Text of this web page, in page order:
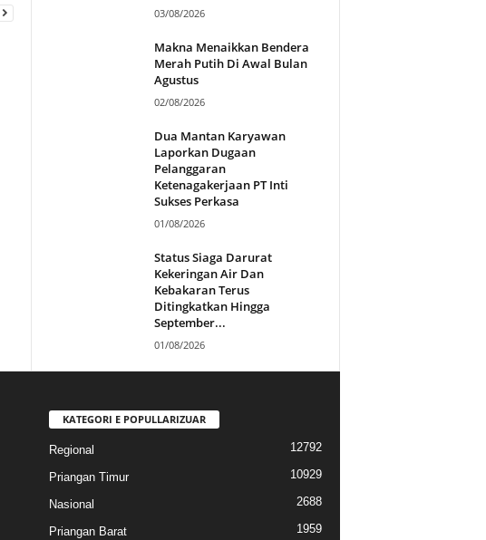
03/08/2026
Makna Menaikkan Bendera
Merah Putih Di Awal Bulan
Agustus
02/08/2026
Dua Mantan Karyawan
Laporkan Dugaan
Pelanggaran
Ketenagakerjaan PT Inti
Sukses Perkasa
01/08/2026
Status Siaga Darurat
Kekeringan Air Dan
Kebakaran Terus
Ditingkatkan Hingga
September...
01/08/2026
KATEGORI E POPULLARIZUAR
Regional 12792
Priangan Timur 10929
Nasional 2688
Priangan Barat 1959